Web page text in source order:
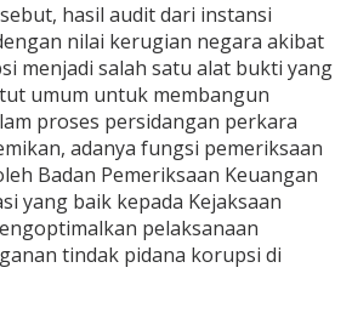
hasil audit dari instansi
nilai kerugian negara akibat
menjadi salah satu alat bukti yang
umum untuk membangun
proses persidangan perkara
adanya fungsi pemeriksaan
Badan Pemeriksaan Keuangan
yang baik kepada Kejaksaan
pelaksanaan
tindak pidana korupsi di